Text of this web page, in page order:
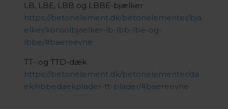
LB, LBE, LBB og LBBE-bjælker
https://betonelement.dk/betonelementer/bja
elker/konsolbjaelker-lb-lbb-lbe-og-
lbbe/#baereevne
TT- og TTD-dæk
https://betonelement.dk/betonelementer/da
ek/ribbedaekplader-tt-plader/#baereevne